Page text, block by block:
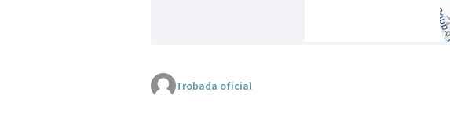
Trobada oficial